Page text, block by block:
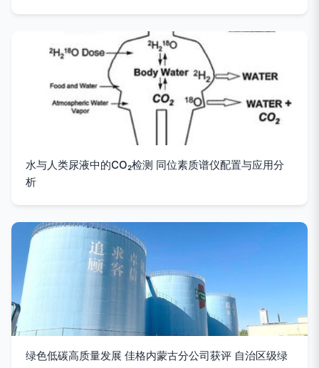
水与人类尿液中的CO₂检测 同位素质谱仪配置与应用分
析
绿色低碳高质量发展 佳格内蒙古分公司获评 自治区级绿